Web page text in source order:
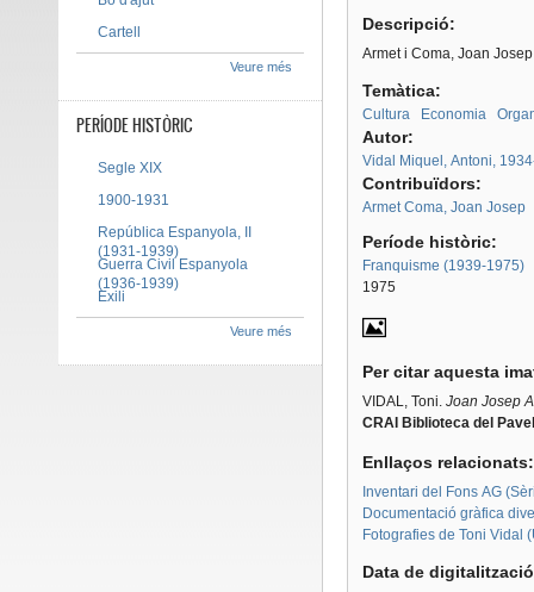
Descripció:
Armet i Coma, Joan
Temàtica:
Cultura Economia
Autor:
Vidal Miquel, Antoni,
Contribuïdors:
Armet Coma, Joan Josep
Període històric:
Franquisme (1939-1975)
1975
Per citar aquesta
VIDAL, Toni. Joan Josep
CRAI Biblioteca del
Enllaços
Inventari del Fons AG
Documentació gràfica
Fotografies de Toni Vidal
Data de
Cartell
Veure més
PERÍODE HISTÒRIC
Segle XIX
1900-1931
República Espanyola, II
(1931-1939)
Guerra Civil Espanyola
(1936-1939)
Exili
Veure més